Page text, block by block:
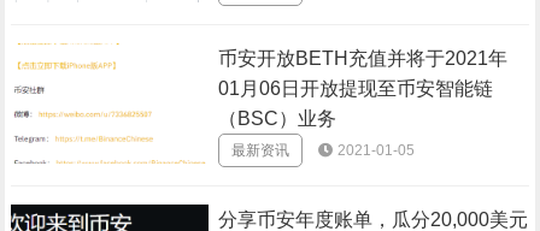
币安开放BETH充值并将于2021年
01月06日开放提现至币安智能链
（BSC）业务
最新资讯 2021-01-05
分享币安年度账单，瓜分20,000美元